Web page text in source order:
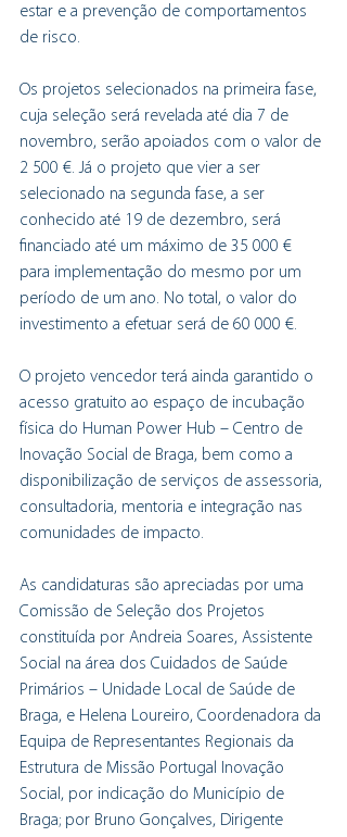
estar e a prevenção de comportamentos
de risco.
Os projetos selecionados na primeira fase,
cuja seleção será revelada até dia 7 de
novembro, serão apoiados com o valor de
2 500 €. Já o projeto que vier a ser
selecionado na segunda fase, a ser
conhecido até 19 de dezembro, será
financiado até um máximo de 35 000 €
para implementação do mesmo por um
período de um ano. No total, o valor do
investimento a efetuar será de 60 000 €.
O projeto vencedor terá ainda garantido o
acesso gratuito ao espaço de incubação
física do Human Power Hub – Centro de
Inovação Social de Braga, bem como a
disponibilização de serviços de assessoria,
consultadoria, mentoria e integração nas
comunidades de impacto.
As candidaturas são apreciadas por uma
Comissão de Seleção dos Projetos
constituída por Andreia Soares, Assistente
Social na área dos Cuidados de Saúde
Primários – Unidade Local de Saúde de
Braga, e Helena Loureiro, Coordenadora da
Equipa de Representantes Regionais da
Estrutura de Missão Portugal Inovação
Social, por indicação do Município de
Braga; por Bruno Gonçalves, Dirigente